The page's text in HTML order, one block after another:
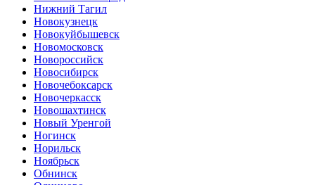
Нижний Тагил
Новокузнецк
Новокуйбышевск
Новомосковск
Новороссийск
Новосибирск
Новочебоксарск
Новочеркасск
Новошахтинск
Новый Уренгой
Ногинск
Норильск
Ноябрьск
Обнинск